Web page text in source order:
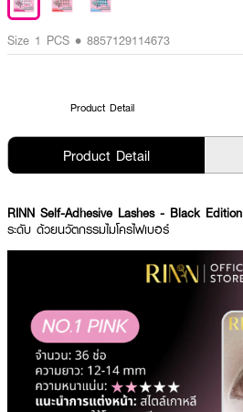
Size 1 PCS • 8857129114673
Product Detail
Product Detail
RINN Self-Adhesive Lashes - Black Edition
ระดับ ด้วยนวัตกรรมไมโครไฟเบอร์